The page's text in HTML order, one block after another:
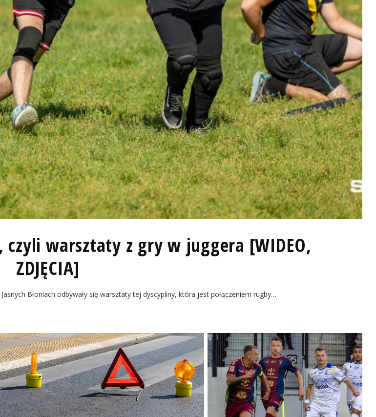
warsztaty z gry w juggera [WIDEO,
ZDJĘCIA]
Błoniach odbywały się warsztaty tej dyscypliny, która jest połączeniem rugby…